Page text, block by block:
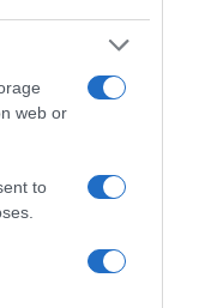
web or
to